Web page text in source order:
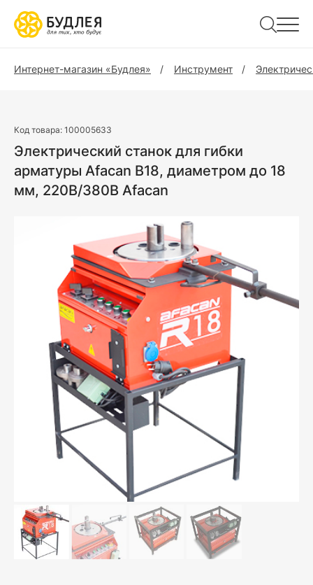
Интернет-магазин «Будлея» Инструмент
Код товара: 100005633
Электрический станок для гибки
арматуры Afacan B18, диаметром до 18
мм, 220В/380В Afacan